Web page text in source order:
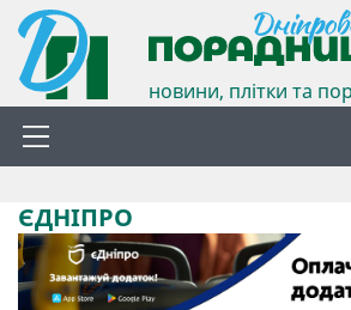
новини, плітки та
ЄДНІПРО